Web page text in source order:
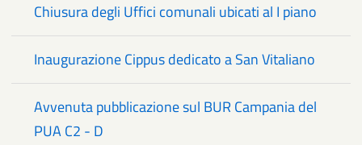
Chiusura degli Uffici comunali ubicati al I piano
Inaugurazione Cippus dedicato a San Vitaliano
Avvenuta pubblicazione sul BUR Campania del
PUA C2 - D